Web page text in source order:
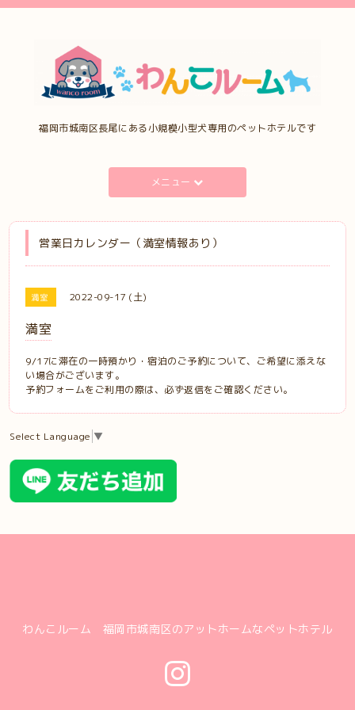
福岡市城南区長尾にある小規模小型犬専用のペットホテルです
メニュー
営業日カレンダー（満室情報あり）
満室 2022-09-17 (土)
満室
9/17に滞在の一時預かり・宿泊のご予約について、ご希望に添えな
い場合がございます。
予約フォームをご利用の際は、必ず返信をご確認ください。
Select Language ▼
わんこルーム 福岡市城南区のアットホームなペットホテル